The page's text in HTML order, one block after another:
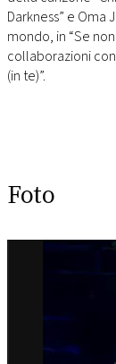
MONACO
RMC
Darkness” e
mondo, in “Se
collaborazioni
(in te)”.
Foto